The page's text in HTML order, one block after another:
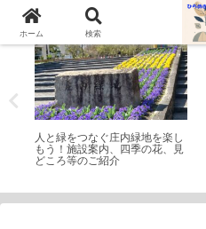
公園・遊園地
人と緑をつなぐ庄内緑地を楽し
もう！施設案内、四季の花、見
どころ等のご紹介
ホーム 検索